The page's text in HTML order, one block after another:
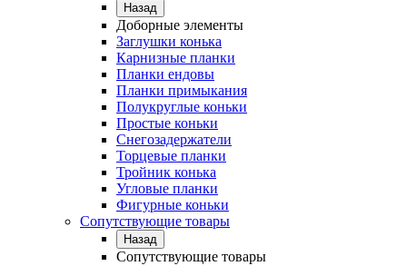
Назад
Доборные элементы
Заглушки конька
Карнизные планки
Планки ендовы
Планки примыкания
Полукруглые коньки
Простые коньки
Снегозадержатели
Торцевые планки
Тройник конька
Угловые планки
Фигурные коньки
Сопутствующие товары
Назад
Сопутствующие товары